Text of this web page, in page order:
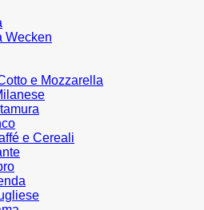
Wecken
e Mozzarella
e Cereali